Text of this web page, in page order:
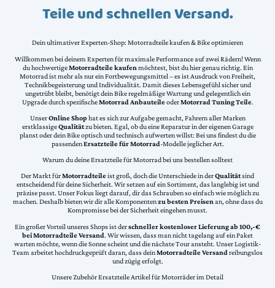
Teile und schnellen Versand.
Dein ultimativer Experten-Shop: Motorradteile kaufen & Bike optimieren
Willkommen bei deinem Experten für maximale Performance auf zwei Rädern! Wenn
du hochwertigeMotorradteile kaufen möchtest, bist du hier genau richtig. Ein
Motorrad ist mehr als nur ein Fortbewegungsmittel – es ist Ausdruck von Freiheit,
Technikbegeisterung und Individualität. Damit dieses Lebensgefühl sicher und
ungetrübt bleibt, benötigt dein Bike regelmäßige Wartung und gelegentlich ein
Upgrade durch spezifischeMotorrad AnbauteileoderMotorrad Tuning Teile.
UnserOnline Shophat es sich zur Aufgabe gemacht, Fahrern aller Marken
erstklassigeQualitätzu bieten. Egal, ob du eine Reparatur in der eigenen Garage
planst oder dein Bike optisch und technisch aufwerten willst: Bei uns findest du die
passendenErsatzteile für Motorrad-Modelle jeglicher Art.
Warum du deine Ersatzteile für Motorrad bei uns bestellen solltest
Der Markt fürMotorradteileist groß, doch die Unterschiede in derQualitätsind
entscheidend für deine Sicherheit. Wir setzen auf ein Sortiment, das langlebig ist und
präzise passt. Unser Fokus liegt darauf, dir das Schrauben so einfach wie möglich zu
machen. Deshalb bieten wir dir alle Komponentenzu besten Preisenan, ohne dass du
Kompromisse bei der Sicherheit eingehen musst.
Ein großer Vorteil unseres Shops ist derschneller kostenloser Lieferung ab 100,-€
bei Motorradteile Versand. Wir wissen, dass man nicht tagelang auf ein Paket
warten möchte, wenn die Sonne scheint und die nächste Tour ansteht. Unser Logistik-
Team arbeitet hochdruckgeprüft daran, dass deinMotorradteile Versand reibungslos
und zügig erfolgt.
Unsere Zubehör Ersatzteile Artikel für Motorräder im Detail